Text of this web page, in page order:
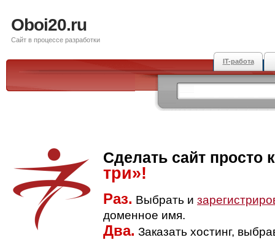
Oboi20.ru
Сайт в процессе разработки
IT-работа
Сделать сайт просто
три»!
Раз. Выбрать и
доменное имя.
Два. Заказать хостинг,